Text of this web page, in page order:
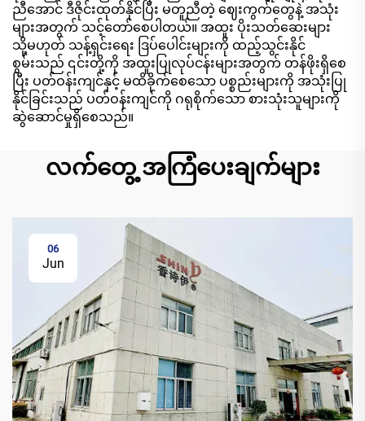
ညီအောင် ဒီဇိုင်းထုတ်နိုင်ပြီး မတူညီတဲ့ ဈေးကွက်တွေနဲ့ အသုံး
များအတွက် သင့်တော်စေပါတယ်။ အထူး ပိုးသတ်ဆေးများ
သို့မဟုတ် သန့်ရှင်းရေး ဒြပ်ပေါင်းများကို ထည့်သွင်းနိုင်
စွမ်းသည် ၎င်းတို့ကို အထူးပြုလုပ်ငန်းများအတွက် တန်ဖိုးရှိစေ
ပြီး ပတ်ဝန်းကျင်နှင့် မထိခိုက်စေသော ပစ္စည်းများကို အသုံးပြု
နိုင်ခြင်းသည် ပတ်ဝန်းကျင်ကို ဂရုစိုက်သော စားသုံးသူများကို
ဆွဲဆောင်မှုရှိစေသည်။
လက်တွေ့ အကြံပေးချက်များ
06
Jun